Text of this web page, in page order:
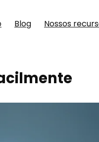
Blog Nossos